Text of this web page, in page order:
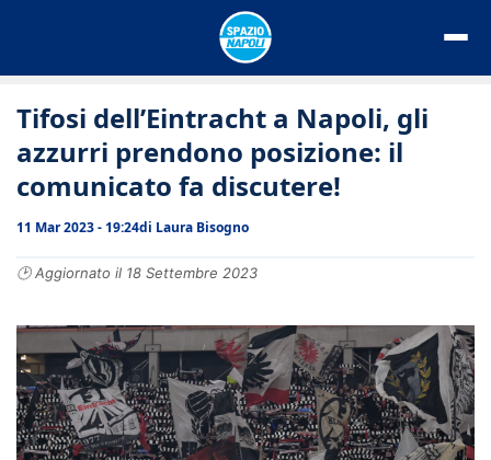
Tifosi dell’Eintracht a Napoli, gli
azzurri prendono posizione: il
comunicato fa discutere!
11 Mar 2023 - 19:24di Laura Bisogno
🕑 Aggiornato il 18 Settembre 2023